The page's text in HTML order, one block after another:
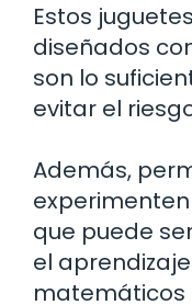
Estos
diseñados
son lo
evitar el
Además,
que puede
el
matemáticos